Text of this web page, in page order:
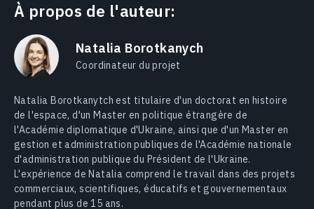
À propos de l'auteur:
Natalia Borotkanych
Coordinateur du projet
Natalia Borotkanytch est titulaire d'un doctorat en histoire
de l'espace, d'un Master en politique étrangère de
l'Académie diplomatique d'Ukraine, ainsi que d'un Master en
gestion et administration publiques de l'Académie nationale
d'administration publique du Président de l'Ukraine.
L'expérience de Natalia comprend le travail dans des projets
commerciaux, scientifiques, éducatifs et gouvernementaux
pendant plus de 15 ans.